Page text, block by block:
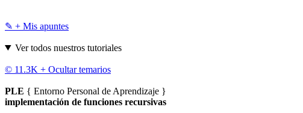
✎ + Mis apuntes
Ver todos nuestros tutoriales
© 11.3K + Ocultar temarios
PLE { Entorno Personal de Aprendizaje }
implementación de funciones recursivas